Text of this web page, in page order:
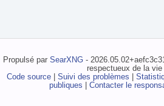
Propulsé par SearXNG-
respectueux de la vie
Code source | Suivi des problèmes |
publiques | Contacter le